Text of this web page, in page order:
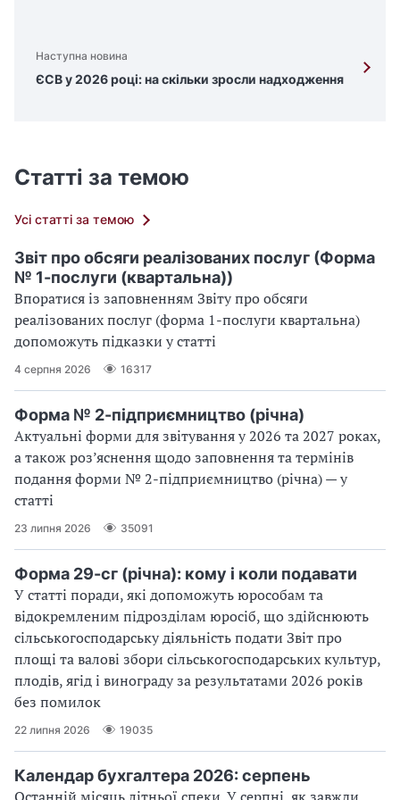
Наступна новина
ЄСВ у 2026 році: на скільки зросли надходження
Статті за темою
Усі статті за темою
Звіт про обсяги реалізованих послуг (Форма
№ 1-послуги (квартальна))
Впоратися із заповненням Звіту про обсяги
реалізованих послуг (форма 1-послуги квартальна)
допоможуть підказки у статті
4 серпня 2026 16317
Форма № 2-підприємництво (річна)
Актуальні форми для звітування у 2026 та 2027 роках,
а також роз’яснення щодо заповнення та термінів
подання форми № 2-підприємництво (річна) — у
статті
23 липня 2026 35091
Форма 29-сг (річна): кому і коли подавати
У статті поради, які допоможуть юрособам та
відокремленим підрозділам юросіб, що здійснюють
сільськогосподарську діяльність подати Звіт про
площі та валові збори сільськогосподарських культур,
плодів, ягід і винограду за результатами 2026 років
без помилок
22 липня 2026 19035
Календар бухгалтера 2026: серпень